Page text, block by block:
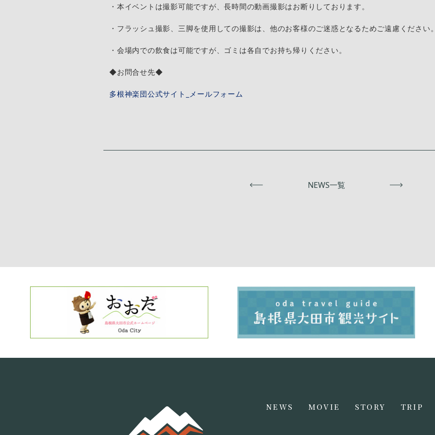
・本イベントは撮影可能ですが、長時間の動画撮影はお断りしております。
・フラッシュ撮影、三脚を使用しての撮影は、他のお客様のご迷惑となるためご遠慮ください
・会場内での飲食は可能ですが、ゴミは各自でお持ち帰りください。
◆お問合せ先◆
多根神楽団公式サイト_メールフォーム
NEWS一覧
NEWS MOVIE STORY TRIP